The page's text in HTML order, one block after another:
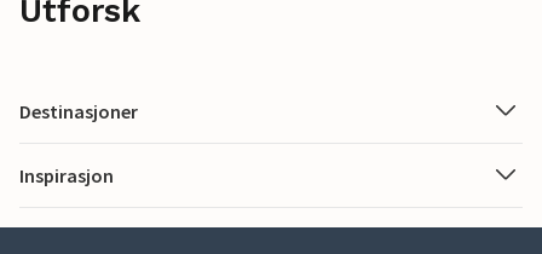
Utforsk
Destinasjoner
Inspirasjon